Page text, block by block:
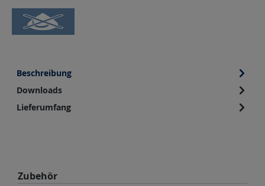
Beschreibung
Downloads
Lieferumfang
Produktgalerie überspringen
Zubehör